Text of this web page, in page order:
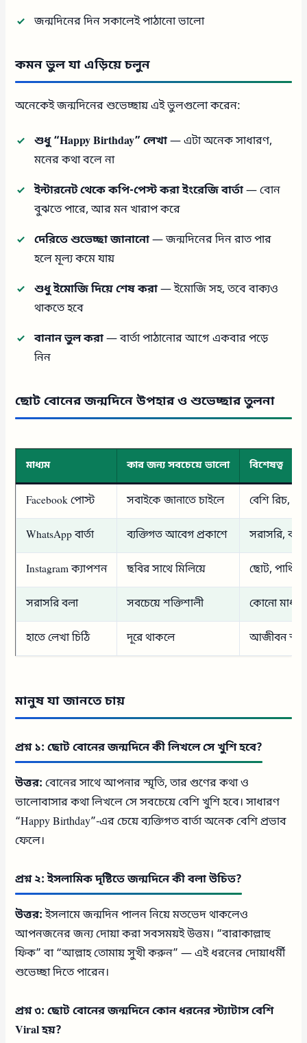
জন্মদিনের দিন সকালেই পাঠানো ভালো
কমন ভুল যা এড়িয়ে চলুন
অনেকেই জন্মদিনের শুভেচ্ছায় এই ভুলগুলো করেন:
শুধু “Happy Birthday” লেখা— এটা অনেক সাধারণ,
মনের কথা বলে না
ইন্টারনেট থেকে কপি-পেস্ট করা ইংরেজি বার্তা— বোন
বুঝতে পারে, আর মন খারাপ করে
দেরিতে শুভেচ্ছা জানানো— জন্মদিনের দিন রাত পার
হলে মূল্য কমে যায়
শুধু ইমোজি দিয়ে শেষ করা— ইমোজি সহ, তবে বাক্যও
থাকতে হবে
বানান ভুল করা— বার্তা পাঠানোর আগে একবার পড়ে
নিন
ছোট বোনের জন্মদিনে উপহার ও শুভেচ্ছার তুলনা
মাধ্যম কার জন্য সবচেয়ে ভালো বিশেষত্ব
Facebook পোস্ট সবাইকে জানাতে চাইলে বেশি রিচ,
WhatsApp বার্তা ব্যক্তিগত আবেগ প্রকাশে সরাসরি,
Instagram ক্যাপশন ছবির সাথে মিলিয়ে ছোট, পাঞ্চি,
সরাসরি বলা সবচেয়ে শক্তিশালী কোনো
হাতে লেখা চিঠি দূরে থাকলে আজীবন
মানুষ যা জানতে চায়
প্রশ্ন ১: ছোট বোনের জন্মদিনে কী লিখলে সে খুশি হবে?
উত্তর: বোনের সাথে আপনার স্মৃতি, তার গুণের কথা ও
ভালোবাসার কথা লিখলে সে সবচেয়ে বেশি খুশি হবে। সাধারণ
“Happy Birthday”-এর চেয়ে ব্যক্তিগত বার্তা অনেক বেশি প্রভাব
ফেলে।
প্রশ্ন ২: ইসলামিক দৃষ্টিতে জন্মদিনে কী বলা উচিত?
উত্তর:ইসলামে জন্মদিন পালন নিয়ে মতভেদ থাকলেও
আপনজনের জন্য দোয়া করা সবসময়ই উত্তম। “বারাকাল্লাহু
ফিক” বা “আল্লাহ তোমায় সুখী করুন” — এই ধরনের দোয়াধর্মী
শুভেচ্ছা দিতে পারেন।
প্রশ্ন ৩: ছোট বোনের জন্মদিনে কোন ধরনের স্ট্যাটাস বেশি
Viral হয়?